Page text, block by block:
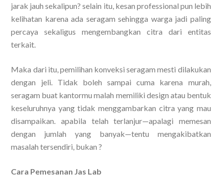
jarak jauh sekalipun? selain itu, kesan professional pun lebih
kelihatan karena ada seragam sehingga warga jadi paling
percaya sekaligus mengembangkan citra dari entitas
terkait.
Maka dari itu, pemilihan konveksi seragam mesti dilakukan
dengan jeli. Tidak boleh sampai cuma karena murah,
seragam buat kantormu malah memiliki design atau bentuk
keseluruhnya yang tidak menggambarkan citra yang mau
disampaikan. apabila telah terlanjur—apalagi memesan
dengan jumlah yang banyak—tentu mengakibatkan
masalah tersendiri, bukan ?
Cara Pemesanan Jas Lab